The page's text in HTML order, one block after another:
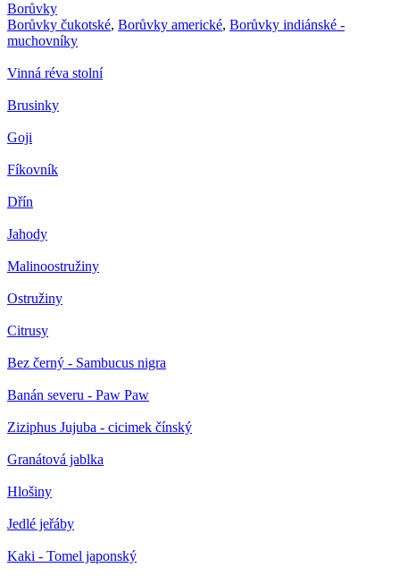
Borůvky
Borůvky čukotské, Borůvky americké, Borůvky indiánské -
muchovníky
Vinná réva stolní
Brusinky
Goji
Fíkovník
Dřín
Jahody
Malinoostružiny
Ostružiny
Citrusy
Bez černý - Sambucus nigra
Banán severu - Paw Paw
Ziziphus Jujuba - cicimek čínský
Granátová jablka
Hlošiny
Jedlé jeřáby
Kaki - Tomel japonský